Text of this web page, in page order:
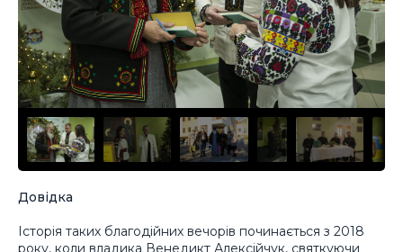
Довідка
Історія таких благодійних вечорів починається з 2018
року, коли владика Венедикт Алексійчук, святкуючи